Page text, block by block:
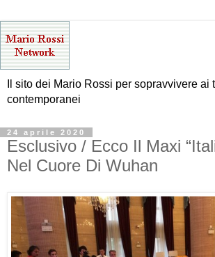
Il sito dei Mario Rossi per sopravvivere ai
contemporanei
24 aprile 2020
Esclusivo / Ecco Il Maxi
Nel Cuore Di Wuhan